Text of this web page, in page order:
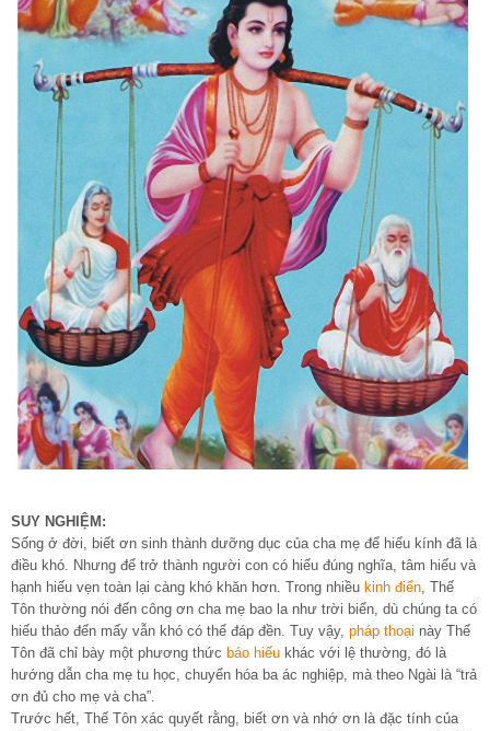
SUY NGHIỆM:
Sống ở đời, biết ơn sinh thành dưỡng dục của cha mẹ để hiếu kính đã là
điều khó. Nhưng để trở thành người con có hiếu đúng nghĩa, tâm hiếu và
hạnh hiếu vẹn toàn lại càng khó khăn hơn. Trong nhiều kinh điển, Thế
Tôn thường nói đến công ơn cha mẹ bao la như trời biển, dù chúng ta có
hiếu thảo đến mấy vẫn khó có thể đáp đền. Tuy vậy, pháp thoại này Thế
Tôn đã chỉ bày một phương thức báo hiếu khác với lệ thường, đó là
hướng dẫn cha mẹ tu học, chuyển hóa ba ác nghiệp, mà theo Ngài là “trả
ơn đủ cho mẹ và cha”.
Trước hết, Thế Tôn xác quyết rằng, biết ơn và nhớ ơn là đặc tính của